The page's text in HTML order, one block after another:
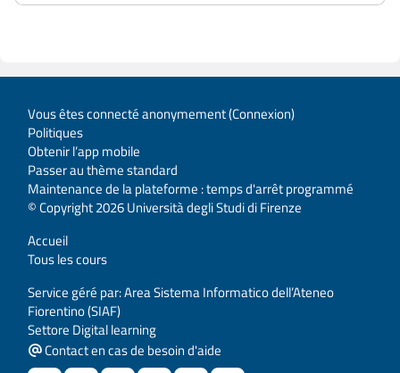
Vous êtes connecté anonymement (Connexion)
Politiques
Obtenir l’app mobile
Passer au thème standard
Maintenance de la plateforme : temps d'arrêt programmé
© Copyright 2026 Università degli Studi di Firenze
Accueil
Tous les cours
Service géré par: Area Sistema Informatico dell’Ateneo
Fiorentino (SIAF)
Settore Digital learning
Contact en cas de besoin d'aide